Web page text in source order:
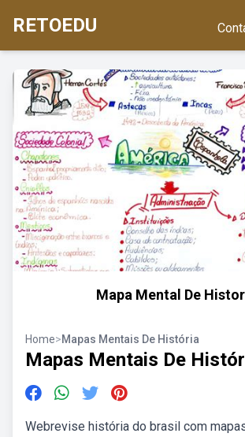
RETOEDU
Mapa Mental De
Home>Mapas Mentais De História
Mapas Mentais De
Webrevise história do brasil com